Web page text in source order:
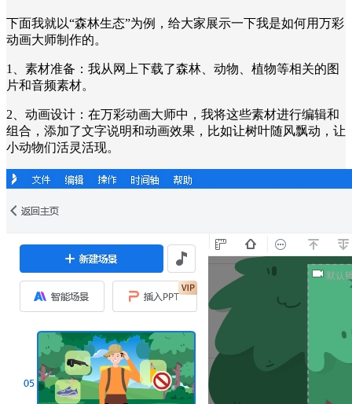
下面我就以“森林生态”为例，给大家展示一下我是如何用万彩
动画大师制作的。
1、素材准备：我从网上下载了森林、动物、植物等相关的图
片和音频素材。
2、动画设计：在万彩动画大师中，我将这些素材进行编辑和
组合，添加了文字说明和动画效果，比如让树叶随风飘动，让
小动物们活灵活现。